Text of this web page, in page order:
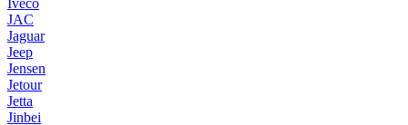
JAC
Jaguar
Jeep
Jensen
Jetour
Jetta
Jinbei